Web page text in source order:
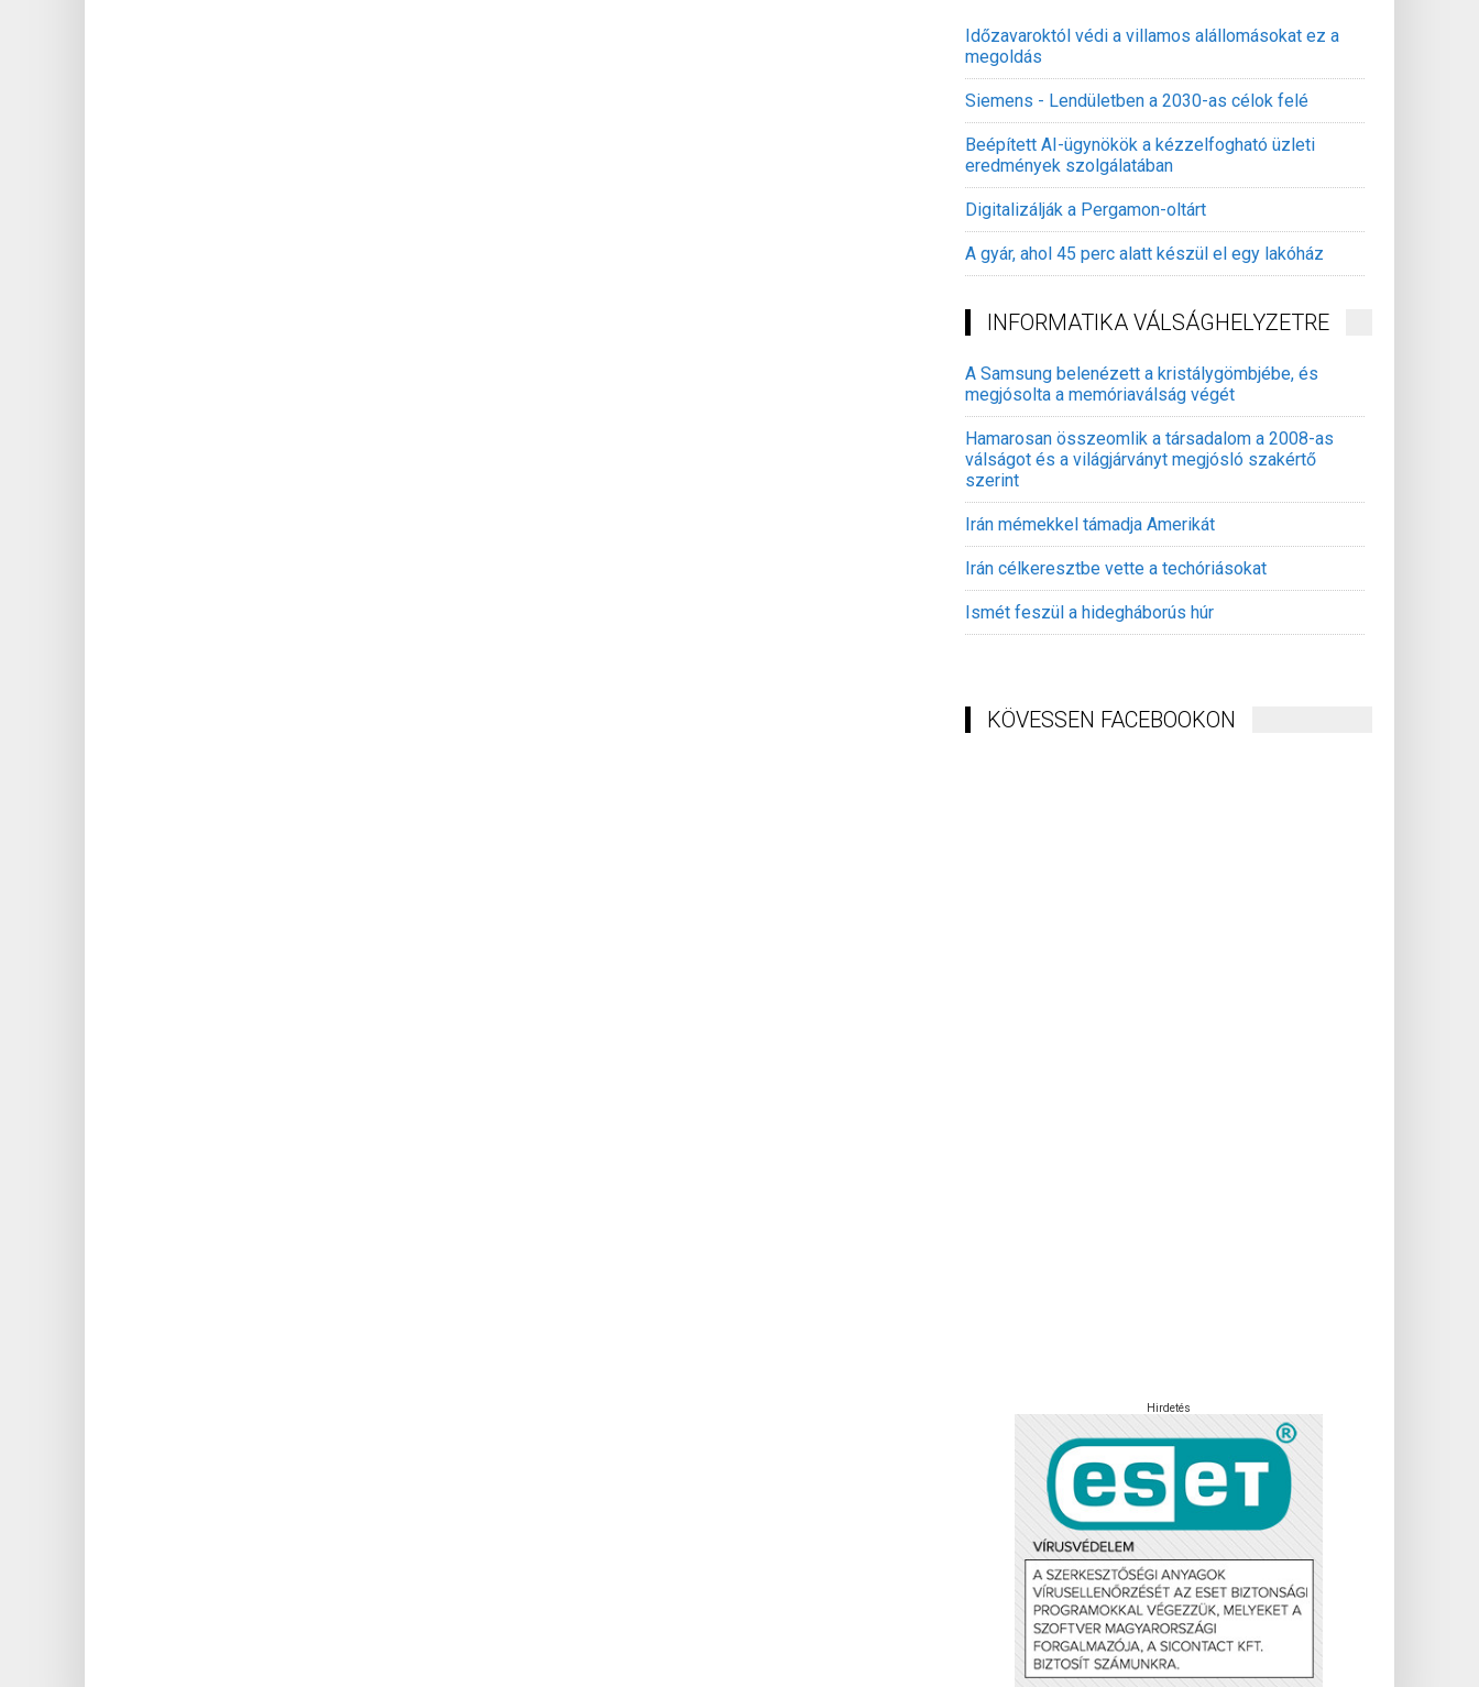
Időzavaroktól védi a villamos alállomásokat ez a
megoldás
Siemens - Lendületben a 2030-as célok felé
Beépített AI-ügynökök a kézzelfogható üzleti
eredmények szolgálatában
Digitalizálják a Pergamon-oltárt
A gyár, ahol 45 perc alatt készül el egy lakóház
INFORMATIKA VÁLSÁGHELYZETRE
A Samsung belenézett a kristálygömbjébe, és
megjósolta a memóriaválság végét
Hamarosan összeomlik a társadalom a 2008-as
válságot és a világjárványt megjósló szakértő
szerint
Irán mémekkel támadja Amerikát
Irán célkeresztbe vette a techóriásokat
Ismét feszül a hidegháborús húr
KÖVESSEN FACEBOOKON
Hirdetés